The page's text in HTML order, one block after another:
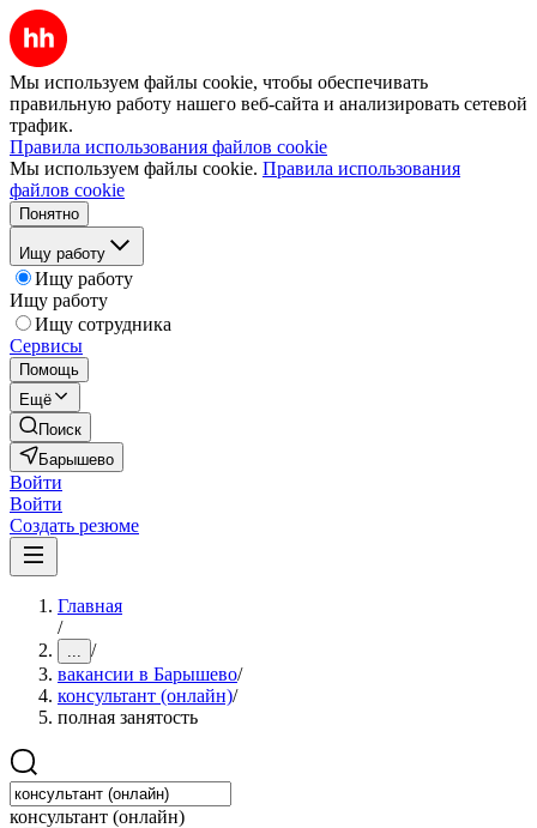
Мы используем файлы cookie, чтобы обеспечивать
правильную работу нашего веб-сайта и анализировать сетевой
трафик.
Правила использования файлов cookie
Мы используем файлы cookie. Правила использования
файлов cookie
Понятно
Ищу работу
Ищу работу
Ищу работу
Ищу сотрудника
Сервисы
Помощь
Ещё
Поиск
Барышево
Войти
Войти
Создать резюме
Главная
/
... /
вакансии в Барышево/
консультант (онлайн)/
полная занятость
консультант (онлайн)